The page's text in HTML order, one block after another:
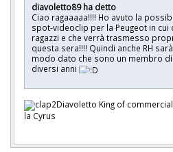
diavoletto89 ha detto
Ciao ragaaaaa!!!! Ho avuto la
spot-videoclip per la Peugeot in cui
ragazzi e che verrà trasmesso
questa sera!!!! Quindi anche RH
modo dato che sono un membro
diversi anni
Diavoletto King of
la Cyrus